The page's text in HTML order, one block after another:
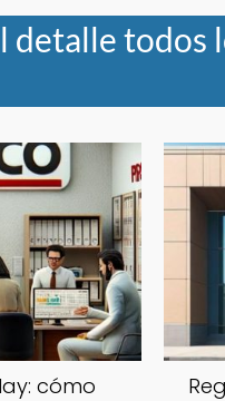
detalle todos
cómo